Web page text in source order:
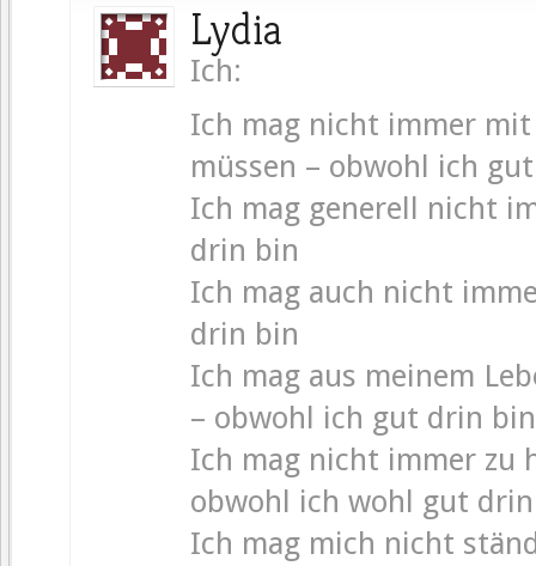
Lydia
Ich:
Ich mag nicht immer
müssen – obwohl ich
Ich mag generell nicht
drin bin
Ich mag auch nicht
drin bin
Ich mag aus meinem
– obwohl ich gut drin bin
Ich mag nicht immer zu
obwohl ich wohl gut
Ich mag mich nicht